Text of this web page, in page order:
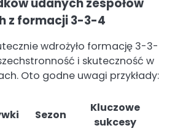
udanych zespołów
z formacji 3-3-4
wdrożyło formację 3-3-
i skuteczność w
Oto godne uwagi przykłady:
Sezon
Kluczowe
sukcesy